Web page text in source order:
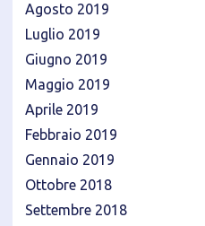
Agosto 2019
Luglio 2019
Giugno 2019
Maggio 2019
Aprile 2019
Febbraio 2019
Gennaio 2019
Ottobre 2018
Settembre 2018